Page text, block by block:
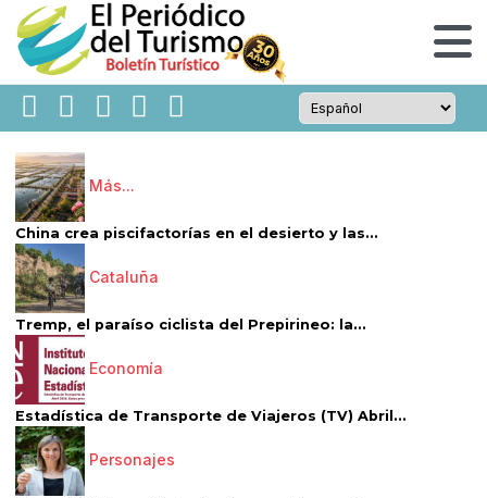
Más...
China crea piscifactorías en el desierto y las...
Cataluña
Tremp, el paraíso ciclista del Prepirineo: la...
Economía
Estadística de Transporte de Viajeros (TV) Abril...
Personajes